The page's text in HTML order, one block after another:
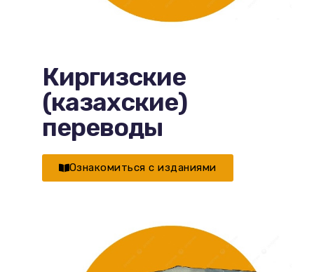
Киргизские
(казахские)
переводы
Ознакомиться с изданиями